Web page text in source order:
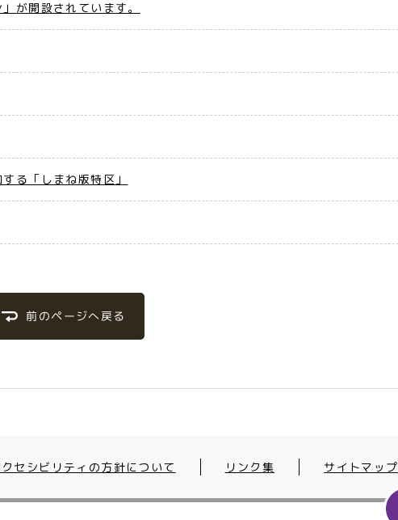
が開設されています。
る「しまね版特区」
前のページへ戻る
クセシビリティの方針について リンク集 サイトマップ